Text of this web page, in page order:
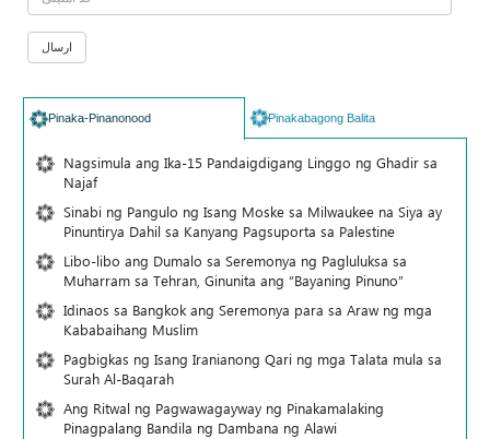
Pinaka-Pinanonood Pinakabagong Balita
Nagsimula ang Ika-15 Pandaigdigang Linggo ng Ghadir sa
Najaf
Sinabi ng Pangulo ng Isang Moske sa Milwaukee na Siya ay
Pinuntirya Dahil sa Kanyang Pagsuporta sa Palestine
Libo-libo ang Dumalo sa Seremonya ng Pagluluksa sa
Muharram sa Tehran, Ginunita ang “Bayaning Pinuno”
Idinaos sa Bangkok ang Seremonya para sa Araw ng mga
Kababaihang Muslim
Pagbigkas ng Isang Iranianong Qari ng mga Talata mula sa
Surah Al-Baqarah
Ang Ritwal ng Pagwawagayway ng Pinakamalaking
Pinagpalang Bandila ng Dambana ng Alawi